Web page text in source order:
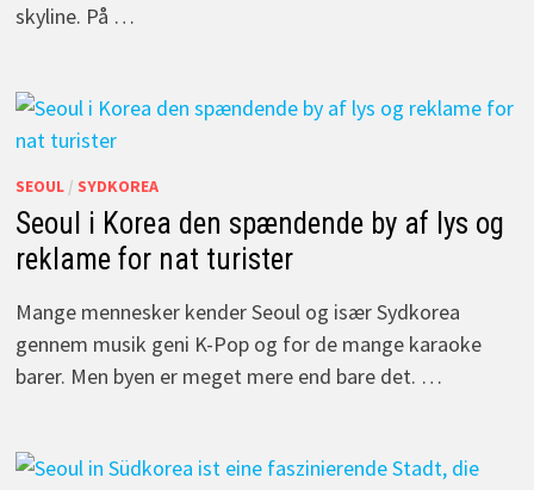
skyline. På …
SEOUL/ SYDKOREA
Seoul i Korea den spændende by af lys og
reklame for nat turister
Mange mennesker kender Seoul og især Sydkorea
gennem musik geni K-Pop og for de mange karaoke
barer. Men byen er meget mere end bare det. …